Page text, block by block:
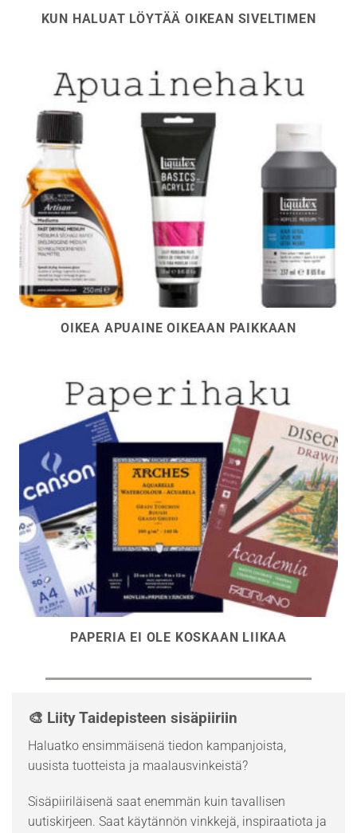
KUN HALUAT LÖYTÄÄ OIKEAN SIVELTIMEN
OIKEA APUAINE OIKEAAN PAIKKAAN
PAPERIA EI OLE KOSKAAN LIIKAA
🎨 Liity Taidepisteen sisäpiiriin
Haluatko ensimmäisenä tiedon kampanjoista,
uusista tuotteista ja maalausvinkeistä?
Sisäpiiriläisenä saat enemmän kuin tavallisen
uutiskirjeen. Saat käytännön vinkkejä, inspiraatiota ja